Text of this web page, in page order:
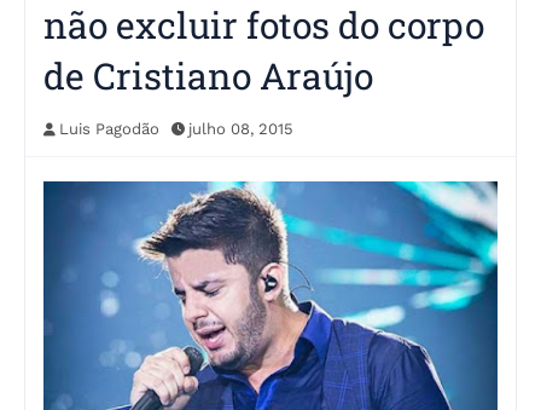
não excluir fotos do corpo
de Cristiano Araújo
Luis Pagodão julho 08, 2015